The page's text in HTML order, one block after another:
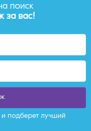
поиск
за вас!
подберет лучший